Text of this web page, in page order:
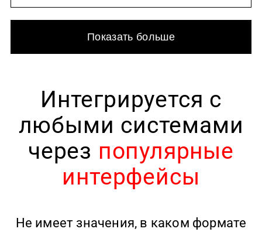
Показать больше
Интегрируется с
любыми системами
через популярные
интерфейсы
Не имеет значения, в каком формате